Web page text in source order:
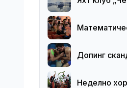
Допинг
Неделно